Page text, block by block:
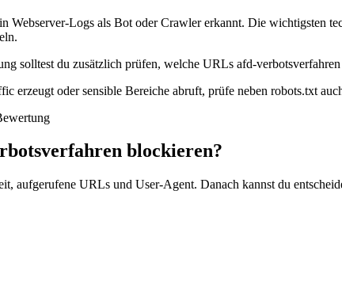
Webserver-Logs als Bot oder Crawler erkannt. Die wichtigsten
solltest du zusätzlich prüfen, welche URLs afd-
erzeugt oder sensible Bereiche abruft, prüfe neben robots.txt
blockieren?
aufgerufene URLs und User-Agent. Danach kannst du